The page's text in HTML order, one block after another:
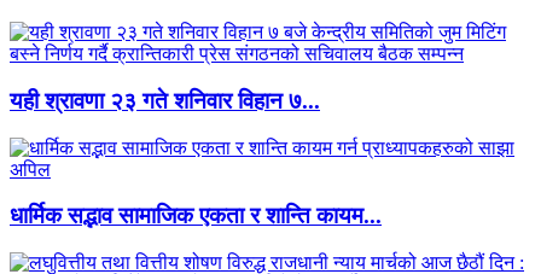
यही श्रावणा २३ गते शनिवार विहान ७...
धार्मिक सद्भाव सामाजिक एकता र शान्ति कायम...